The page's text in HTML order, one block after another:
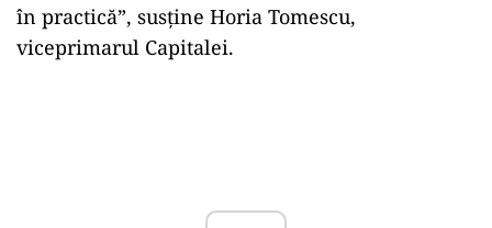
în practică”, susține Horia Tomescu,
viceprimarul Capitalei.